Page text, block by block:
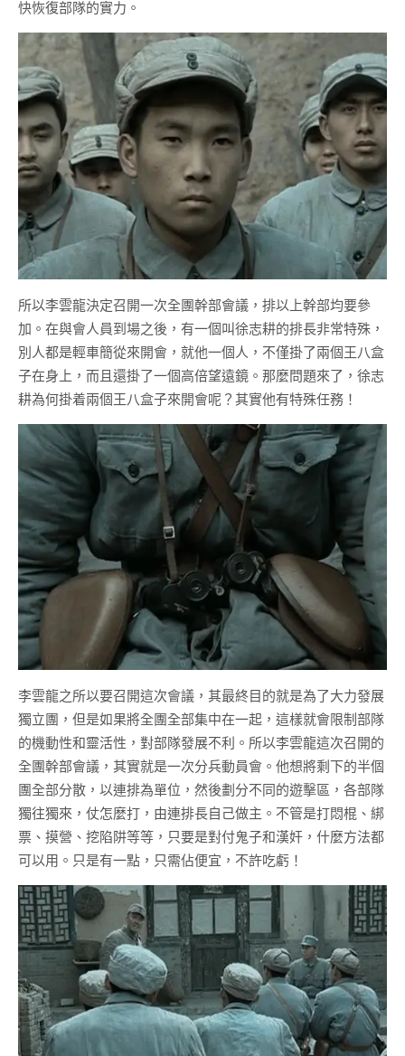
快恢復部隊的實力。
所以李雲龍決定召開一次全團幹部會議，排以上幹部均要參
加。在與會人員到場之後，有一個叫徐志耕的排長非常特殊，
別人都是輕車簡從來開會，就他一個人，不僅掛了兩個王八盒
子在身上，而且還掛了一個高倍望遠鏡。那麼問題來了，徐志
耕為何掛着兩個王八盒子來開會呢？其實他有特殊任務！
李雲龍之所以要召開這次會議，其最終目的就是為了大力發展
獨立團，但是如果將全團全部集中在一起，這樣就會限制部隊
的機動性和靈活性，對部隊發展不利。所以李雲龍這次召開的
全團幹部會議，其實就是一次分兵動員會。他想將剩下的半個
團全部分散，以連排為單位，然後劃分不同的遊擊區，各部隊
獨往獨來，仗怎麼打，由連排長自己做主。不管是打悶棍、綁
票、摸營、挖陷阱等等，只要是對付鬼子和漢奸，什麼方法都
可以用。只是有一點，只需佔便宜，不許吃虧！